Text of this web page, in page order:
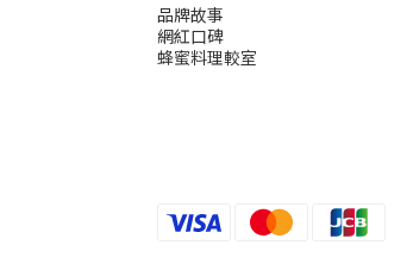
品牌故事
網紅口碑
蜂蜜料理較室